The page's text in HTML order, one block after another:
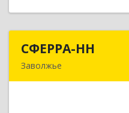
СФЕРРА-НН
Заволжье